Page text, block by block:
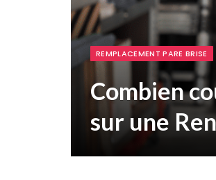
REMPLACEMENT PARE BRISE
Combien
sur une